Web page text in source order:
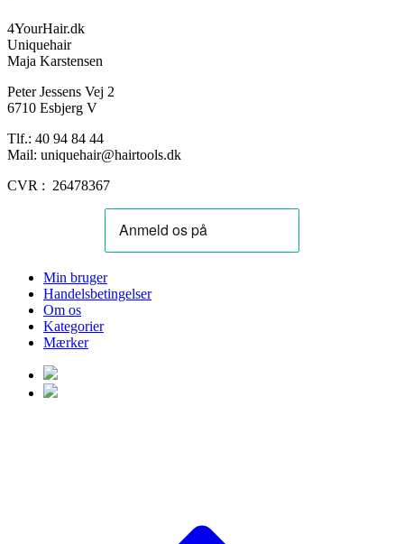
4YourHair.dk
Uniquehair
Maja Karstensen
Peter Jessens Vej 2
6710 Esbjerg V
Tlf.: 40 94 84 44
Mail: uniquehair@hairtools.dk
CVR : 26478367
Min bruger
Handelsbetingelser
Om os
Kategorier
Mærker